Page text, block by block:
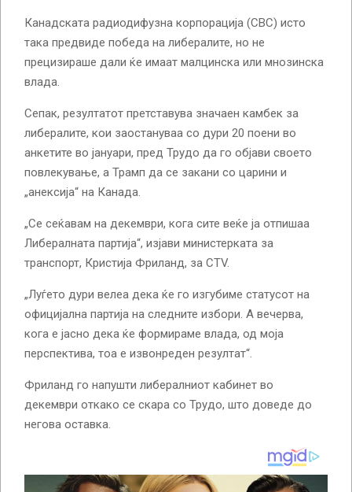
Канадската радиодифузна корпорација (CBC) исто
така предвиде победа на либералите, но не
прецизираше дали ќе имаат малцинска или мнозинска
влада.
Сепак, резултатот претставува значаен камбек за
либералите, кои заостануваа со дури 20 поени во
анкетите во јануари, пред Трудо да го објави своето
повлекување, а Трамп да се закани со царини и
„анексија“ на Канада.
„Се сеќавам на декември, кога сите веќе ја отпишаа
Либералната партија“, изјави министерката за
транспорт, Кристија Фриланд, за CTV.
„Луѓето дури велеа дека ќе го изгубиме статусот на
официјална партија на следните избори. А вечерва,
кога е јасно дека ќе формираме влада, од моја
перспектива, тоа е извонреден резултат“.
Фриланд го напушти либералниот кабинет во
декември откако се скара со Трудо, што доведе до
негова оставка.